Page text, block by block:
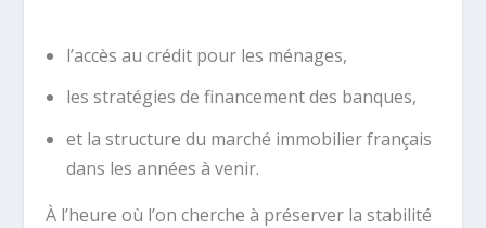
l’accès au crédit pour les ménages,
les stratégies de financement des banques,
et la structure du marché immobilier français
dans les années à venir.
À l’heure où l’on cherche à préserver la stabilité